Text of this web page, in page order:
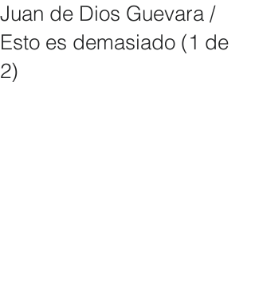
Juan de Dios Guevara /
Esto es demasiado (1 de
2)